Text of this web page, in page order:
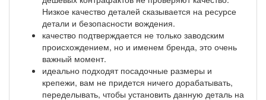
Низкое качество деталей сказывается на ресурсе
детали и безопасности вождения.
качество подтверждается не только заводским
происхождением, но и именем бренда, это очень
важный момент.
идеально подходят посадочные размеры и
крепежи, вам не придется ничего дорабатывать,
переделывать, чтобы установить данную деталь на